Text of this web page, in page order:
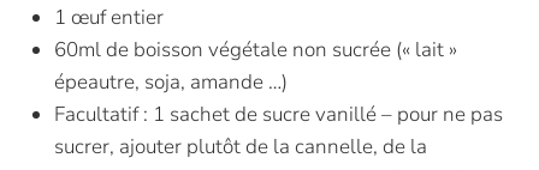
1 œuf entier
60ml de boisson végétale non sucrée (« lait »
épeautre, soja, amande …)
Facultatif : 1 sachet de sucre vanillé – pour ne pas
sucrer, ajouter plutôt de la cannelle, de la